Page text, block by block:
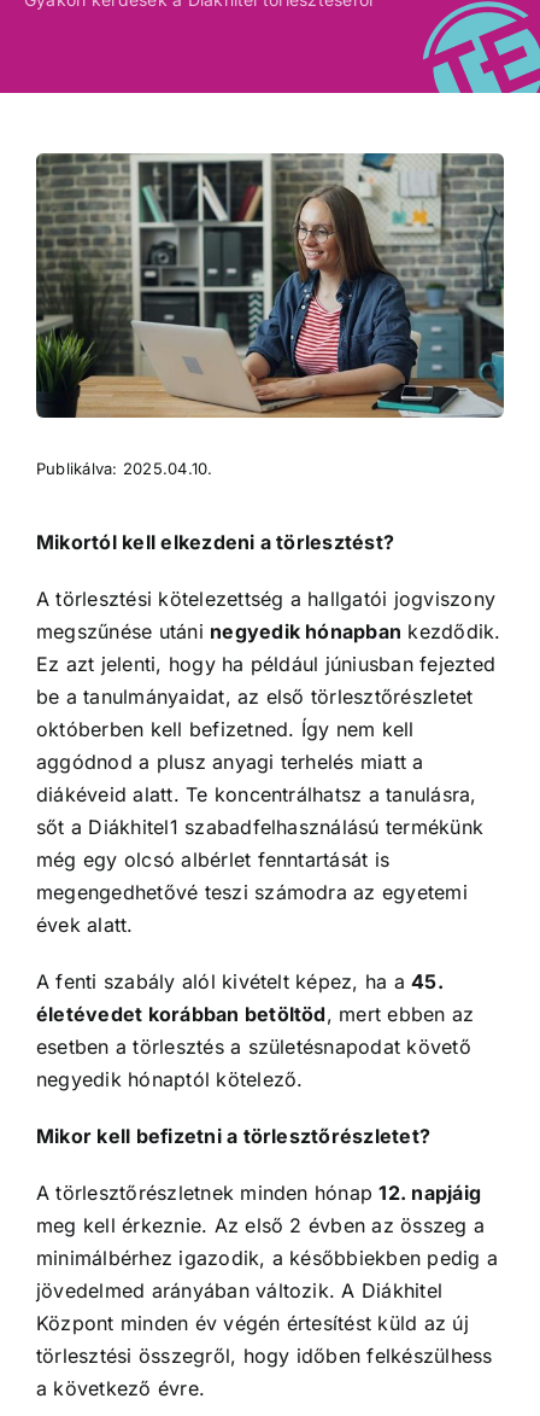
Publikálva: 2025.04.10.
Mikortól kell elkezdeni a törlesztést?
A törlesztési kötelezettség a hallgatói jogviszony
megszűnése utáni negyedik hónapban kezdődik.
Ez azt jelenti, hogy ha például júniusban fejezted
be a tanulmányaidat, az első törlesztőrészletet
októberben kell befizetned. Így nem kell
aggódnod a plusz anyagi terhelés miatt a
diákéveid alatt. Te koncentrálhatsz a tanulásra,
sőt a Diákhitel1 szabadfelhasználású termékünk
még egy olcsó albérlet fenntartását is
megengedhetővé teszi számodra az egyetemi
évek alatt.
A fenti szabály alól kivételt képez, ha a45.
életévedet korábban betöltöd, mert ebben az
esetben a törlesztés a születésnapodat követő
negyedik hónaptól kötelező.
Mikor kell befizetni a törlesztőrészletet?
A törlesztőrészletnek minden hónap12. napjáig
meg kell érkeznie. Az első 2 évben az összeg a
minimálbérhez igazodik, a későbbiekben pedig a
jövedelmed arányában változik. A Diákhitel
Központ minden év végén értesítést küld az új
törlesztési összegről, hogy időben felkészülhess
a következő évre.